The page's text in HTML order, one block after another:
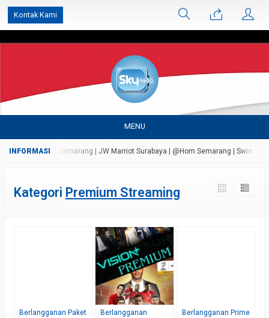
Kontak Kami
MENU
Bandungan Semarang | JW Marriot Surabaya | @Hom Semarang | Swiss
Kategori Premium Streaming
Berlangganan Paket
Berlangganan
Berlangganan Prime